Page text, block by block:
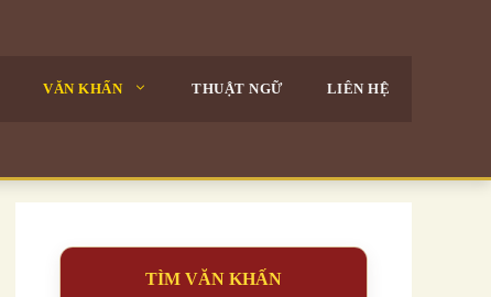
VĂN KHẤN THUẬT NGỮ LIÊN HỆ
TÌM VĂN KHẤN